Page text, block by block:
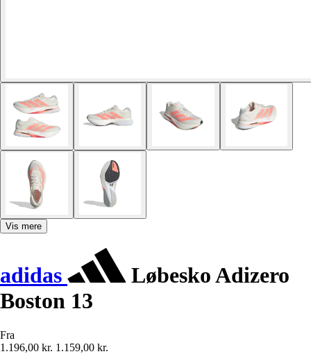
Vis mere
adidas
Løbesko Adizero
Boston 13
Fra
1.196,00 kr. 1.159,00 kr.